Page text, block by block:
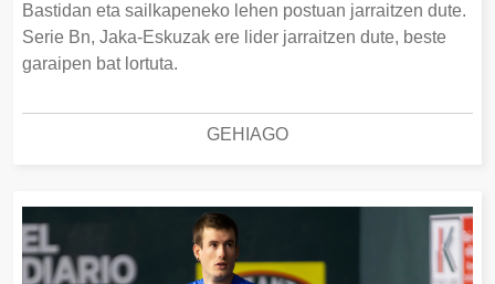
Bastidan eta sailkapeneko lehen postuan jarraitzen dute.
Serie Bn, Jaka-Eskuzak ere lider jarraitzen dute, beste
garaipen bat lortuta.
GEHIAGO